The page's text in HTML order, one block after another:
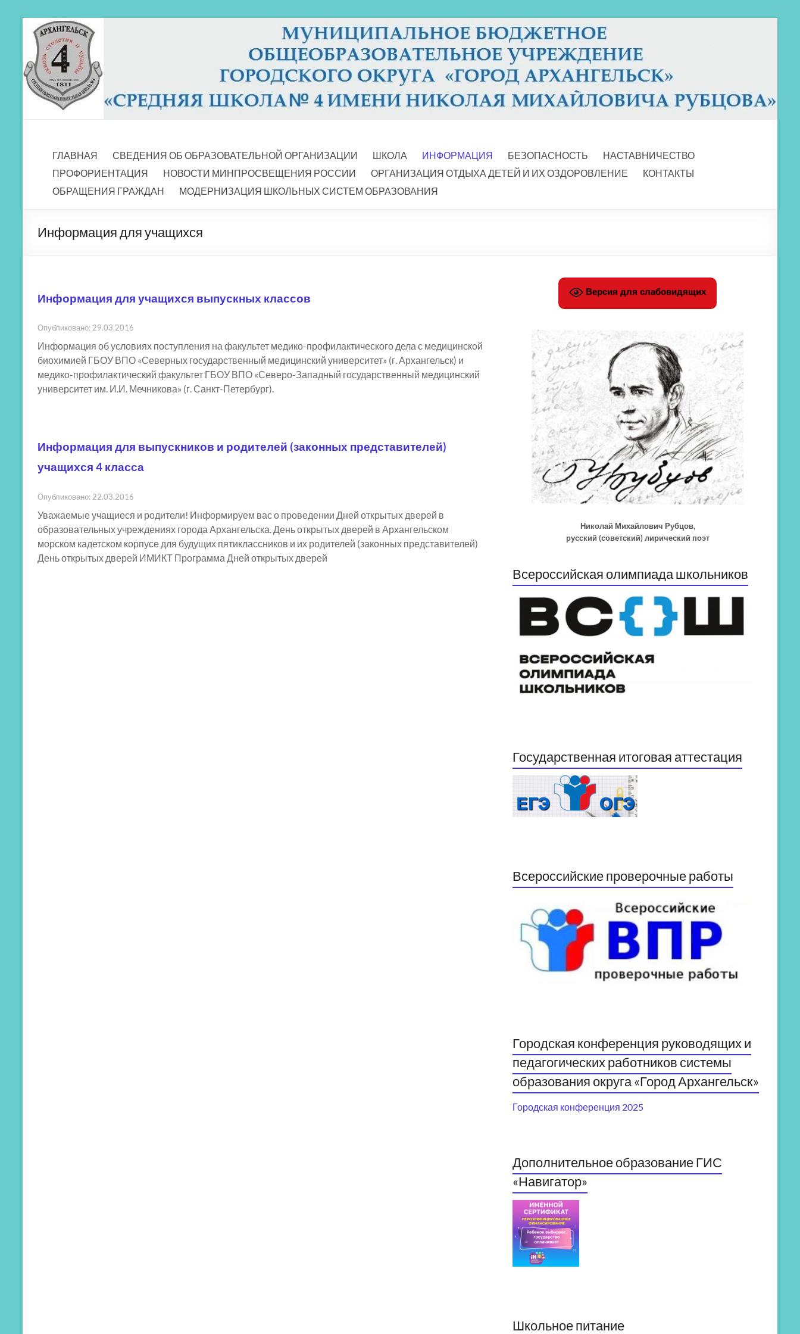
Перейти
содержимому
МБОУ СШ 4
ГЛАВНАЯ
СВЕДЕНИЯ ОБ ОБРАЗОВАТЕЛЬНОЙ ОРГАНИЗАЦИИ ШКОЛА ИНФОРМАЦИЯ БЕЗОПАСНОСТЬ
НАСТАВНИЧЕСТВО
ПРОФОРИЕНТАЦИЯ
НОВОСТИ МИНПРОСВЕЩЕНИЯ РОССИИ ОРГАНИЗАЦИЯ ОТДЫХА ДЕТЕЙ И ИХ ОЗДОРОВЛЕНИЕ
КОНТАКТЫ
ОБРАЩЕНИЯ ГРАЖДАН
МОДЕРНИЗАЦИЯ ШКОЛЬНЫХ СИСТЕМ ОБРАЗОВАНИЯ
Информация для учащихся
Информация для учащихся выпускных классов
Опубликовано: 29.03.2016
Информация об условиях поступления на факультет медико-профилактического дела с медицинской
биохимией ГБОУ ВПО «Северных государственный медицинский университет» (г. Архангельск) и
медико-профилактический факультет ГБОУ ВПО «Северо-Западный государственный медицинский
университет им. И.И. Мечникова» (г. Санкт-Петербург).
Информация для выпускников и родителей (законных представителей)
учащихся 4 класса
Опубликовано: 22.03.2016
Уважаемые учащиеся и родители! Информируем вас о проведении Дней открытых дверей в
образовательных учреждениях города Архангельска. День открытых дверей в Архангельском
морском кадетском корпусе для будущих пятиклассников и их родителей (законных представителей)
День открытых дверей ИМИКТ Программа Дней открытых дверей
Версия для слабовидящих
Николай Михайлович Рубцов,
русский (советский) лирический поэт
Всероссийская олимпиада школьников
Государственная итоговая аттестация
Всероссийские проверочные работы
Городская конференция руководящих и
педагогических работников системы
образования округа «Город Архангельск»
Городская конференция 2025
Дополнительное образование ГИС
«Навигатор»
Школьное питание